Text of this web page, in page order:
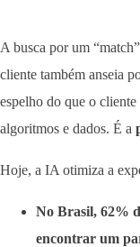
A busca por um
cliente também anseia
espelho do que o cliente
algoritmos e dados. É a
Hoje, a IA otimiza a
No Brasil, 62%
encontrar um